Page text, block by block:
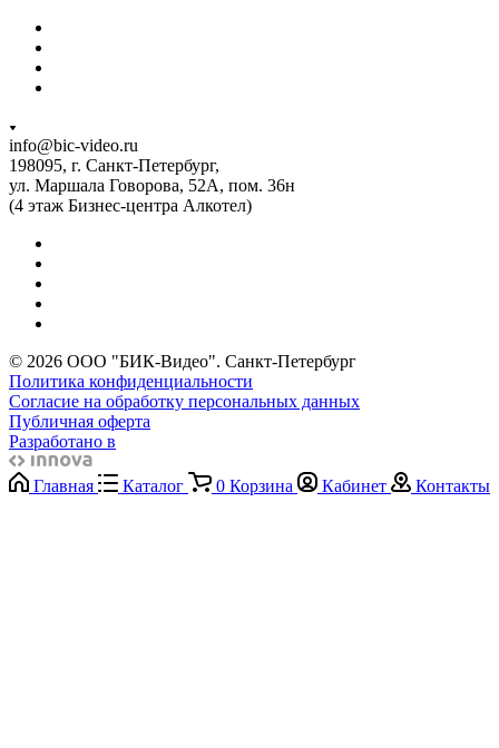
info@bic-video.ru
198095, г. Санкт-Петербург,
ул. Маршала Говорова, 52А, пом. 36н
(4 этаж Бизнес-центра Алкотел)
© 2026 ООО "БИК-Видео". Санкт-Петербург
Политика конфиденциальности
Согласие на обработку персональных данных
Публичная оферта
Разработано в
Главная Каталог 0 Корзина Кабинет Контакты